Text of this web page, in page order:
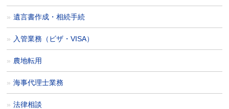
遺言書作成・相続手続
入管業務（ビザ・VISA）
農地転用
海事代理士業務
法律相談